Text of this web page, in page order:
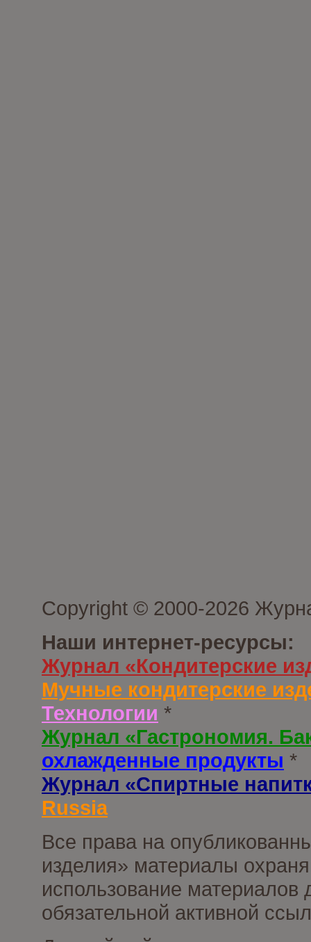
Copyright © 2000-2026
Наши интернет-ресурсы:
Журнал «Кондитерские
Мучные кондитерские
Технологии *
Журнал «Гастрономия.
охлажденные продукты *
Журнал «Спиртные
Russia
Все права на
изделия» материалы
использование материалов
обязательной активной